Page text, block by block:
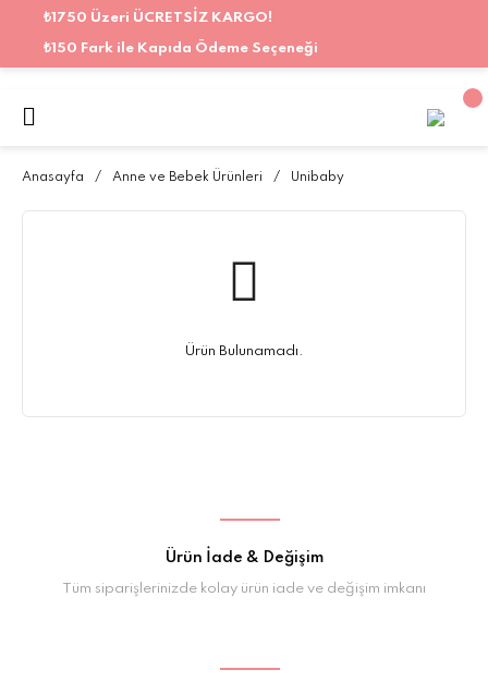
₺1750 Üzeri ÜCRETSİZ KARGO!
₺150 Fark ile Kapıda Ödeme Seçeneği
Anasayfa Anne ve Bebek Ürünleri Unibaby
Ürün Bulunamadı.
Ürün İade & Değişim
Tüm siparişlerinizde kolay ürün iade ve değişim imkanı